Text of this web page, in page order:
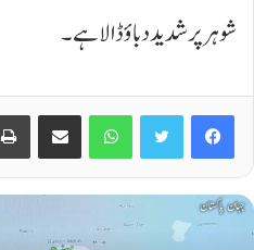
شوہر پر شدید دباؤ ڈالا ہے۔
Facebook
Twitter
WhatsApp
via Email